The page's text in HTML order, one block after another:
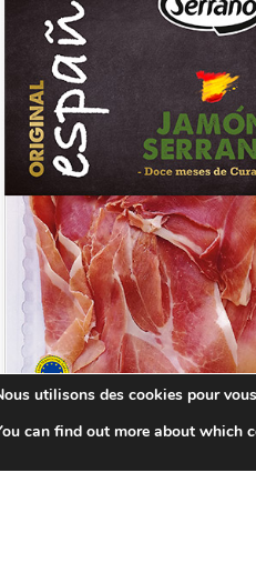
utilisons des cookies pour
can find out more about which